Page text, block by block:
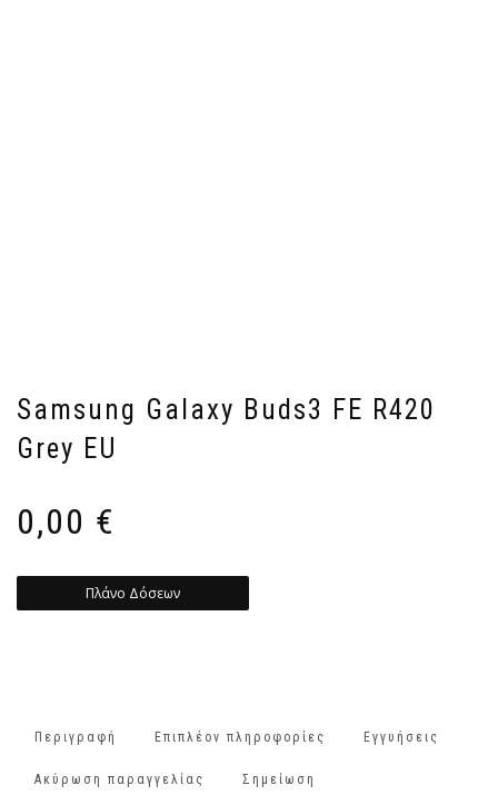
Samsung Galaxy Buds3 FE R420
Grey EU
0,00 €
Πλάνο Δόσεων
Περιγραφή Επιπλέον πληροφορίες Εγγυήσεις
Ακύρωση παραγγελίας Σημείωση